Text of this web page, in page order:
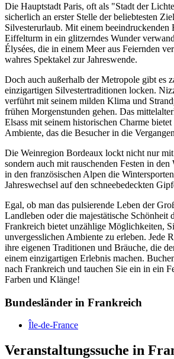
Die Hauptstadt Paris, oft als "Stadt der
sicherlich an erster Stelle der beliebtesten
Silvesterurlaub. Mit einem beeindruckenden
Eiffelturm in ein glitzerndes Wunder
Élysées, die in einem Meer aus Feiernden
wahres Spektakel zur Jahreswende.
Doch auch außerhalb der Metropole gibt es
einzigartigen Silvestertraditionen locken.
verführt mit seinem milden Klima und
frühen Morgenstunden gehen. Das
Elsass mit seinem historischen Charme
Ambiente, das die Besucher in die
Die Weinregion Bordeaux lockt nicht nur
sondern auch mit rauschenden Festen in
in den französischen Alpen die
Jahreswechsel auf den schneebedeckten
Egal, ob man das pulsierende Leben der
Landleben oder die majestätische Schönheit
Frankreich bietet unzählige Möglichkeiten,
unvergesslichen Ambiente zu erleben. Jede
ihre eigenen Traditionen und Bräuche, die
einem einzigartigen Erlebnis machen.
nach Frankreich und tauchen Sie ein in ein
Farben und Klänge!
Bundesländer in Frankreich
Île-de-France
Veranstaltungssuche in